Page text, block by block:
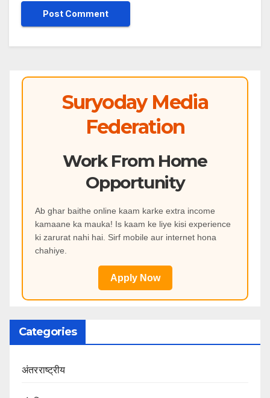
Suryoday Media
Federation
Work From Home
Opportunity
Ab ghar baithe online kaam karke extra income
kamaane ka mauka! Is kaam ke liye kisi experience
ki zarurat nahi hai. Sirf mobile aur internet hona
chahiye.
Apply Now
Categories
अंतरराष्ट्रीय